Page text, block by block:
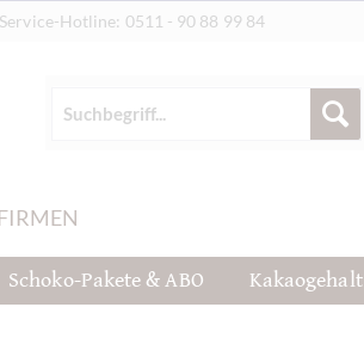
Service-Hotline: 0511 - 90 88 99 84
Schoko-Pakete & ABO Kakaogehalt